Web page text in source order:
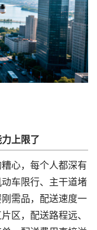
上限了
心，每个人都深有
车限行、主干道堵
需品，配送速度一
区，配送路程远、